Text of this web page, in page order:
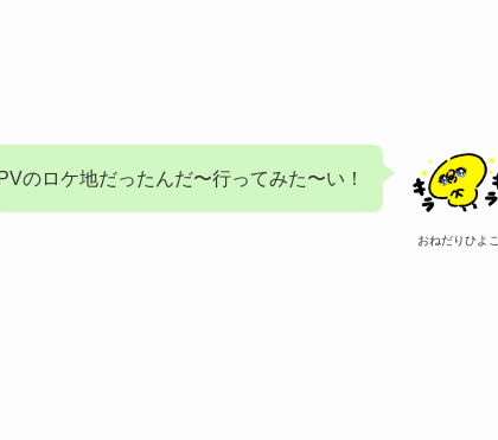
おねだりひよこ
PVのロケ地だったんだ〜行ってみた〜い！